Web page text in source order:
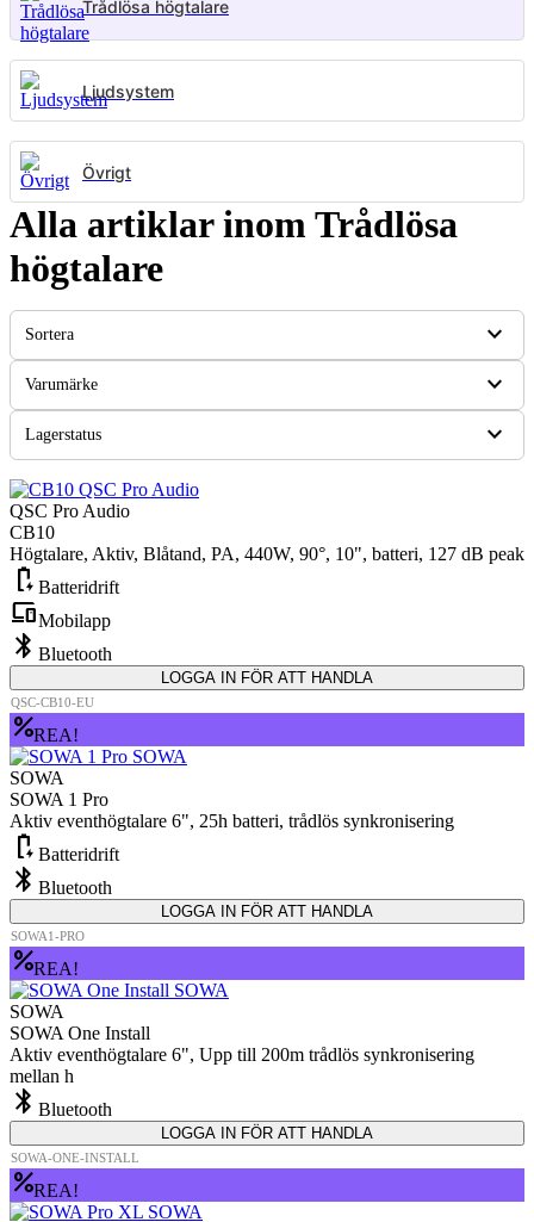
Trådlösa högtalare
Ljudsystem
Övrigt
Alla artiklar inom Trådlösa
högtalare
Sortera expand_more
Varumärke expand_more
Lagerstatus expand_more
QSC Pro Audio
CB10
Högtalare, Aktiv, Blåtand, PA, 440W, 90°, 10", batteri, 127 dB peak
battery_charging_full Batteridrift
devicesMobilapp
bluetooth Bluetooth
LOGGA IN FÖR ATT HANDLA
QSC-CB10-EU
percentREA!
SOWA
SOWA 1 Pro
Aktiv eventhögtalare 6", 25h batteri, trådlös synkronisering
battery_charging_full Batteridrift
bluetooth Bluetooth
LOGGA IN FÖR ATT HANDLA
SOWA1-PRO
percentREA!
SOWA
SOWA One Install
Aktiv eventhögtalare 6", Upp till 200m trådlös synkronisering
mellan h
bluetooth Bluetooth
LOGGA IN FÖR ATT HANDLA
SOWA-ONE-INSTALL
percentREA!